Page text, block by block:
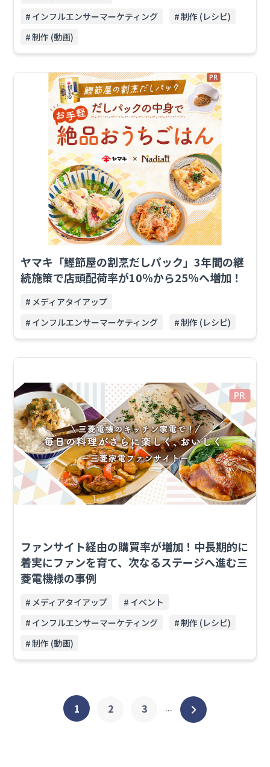
インフルエンサーマーケティング
制作 (レシピ)
制作 (動画)
ヤマキ「鰹節屋の割烹だしパック」3年間の継
続施策で店頭配荷率が10％から25％へ増加！
メディアタイアップ
インフルエンサーマーケティング
制作 (レシピ)
ファンサイト経由の購買率が増加！中長期的に
着実にファンを育て、次なるステージへ進む三
菱電機様の事例
メディアタイアップ
イベント
インフルエンサーマーケティング
制作 (レシピ)
制作 (動画)
1 2 3 ･･･ ＞